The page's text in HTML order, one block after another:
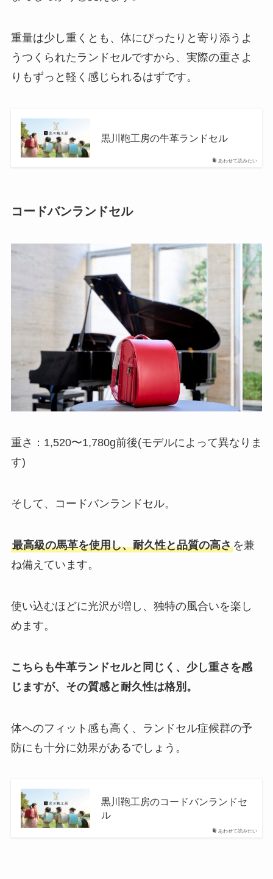
重量は少し重くとも、体にぴったりと寄り添うよ
うつくられたランドセルですから、実際の重さよ
りもずっと軽く感じられるはずです。
あわせて読みたい
黒川鞄工房の牛革ランドセル
コードバンランドセル
重さ：1,520〜1,780g前後(モデルによって異なりま
す)
そして、コードバンランドセル。
最高級の馬革を使用し、耐久性と品質の高さを兼
ね備えています。
使い込むほどに光沢が増し、独特の風合いを楽し
めます。
こちらも牛革ランドセルと同じく、少し重さを感
じますが、その質感と耐久性は格別。
体へのフィット感も高く、ランドセル症候群の予
防にも十分に効果があるでしょう。
あわせて読みたい
黒川鞄工房のコードバンランドセ
ル